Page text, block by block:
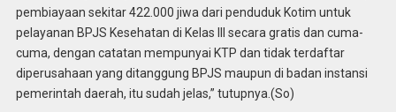
pembiayaan sekitar 422.000 jiwa dari penduduk Kotim untuk
pelayanan BPJS Kesehatan di Kelas III secara gratis dan cuma-
cuma, dengan catatan mempunyai KTP dan tidak terdaftar
diperusahaan yang ditanggung BPJS maupun di badan instansi
pemerintah daerah, itu sudah jelas,” tutupnya.(So)